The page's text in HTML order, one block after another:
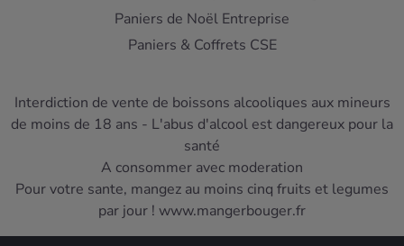
Paniers de Noël Entreprise
Paniers & Coffrets CSE
Interdiction de vente de boissons alcooliques aux mineurs
de moins de 18 ans - L'abus d'alcool est dangereux pour la
santé
A consommer avec moderation
Pour votre sante, mangez au moins cinq fruits et legumes
par jour ! www.mangerbouger.fr